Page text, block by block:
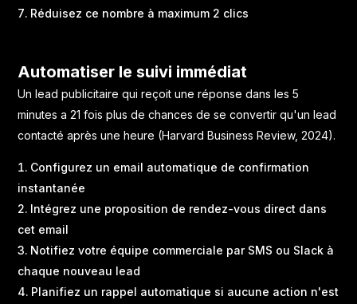
Réduisez ce nombre à maximum 2 clics
Automatiser le suivi immédiat
Un lead publicitaire qui reçoit une réponse dans les 5
minutes a 21 fois plus de chances de se convertir qu'un lead
contacté après une heure (Harvard Business Review, 2024).
Configurez un email automatique de confirmation
instantanée
Intégrez une proposition de rendez-vous direct dans
cet email
Notifiez votre équipe commerciale par SMS ou Slack à
chaque nouveau lead
Planifiez un rappel automatique si aucune action n'est